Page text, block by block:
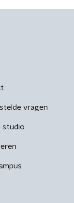
vragen
studio